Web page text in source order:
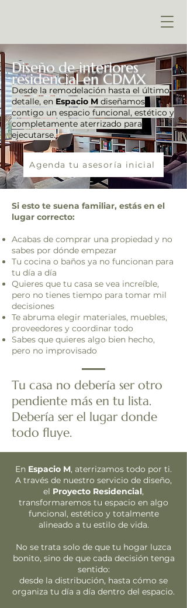
Diseño de interiores
residencial en CDMX
Desde la remodelación hasta el último
detalle, en Espacio M diseñamos
contigo un espacio funcional, estético y
completamente aterrizado para
ejecutarse.
Agenda tu asesoría inicial
Si esto te suena familiar, estás en el
lugar correcto:
Acabas de comprar una propiedad y no
sabes por dónde empezar
Tu cocina o baños ya no funcionan para
tu día a día
Quieres que tu casa se vea increíble,
pero no tienes tiempo para tomar mil
decisiones
Te abruma elegir materiales, muebles,
proveedores y coordinar todo
Sabes que quieres algo bien hecho,
pero no improvisado
Tu casa no debería ser otro
pendiente más en tu lista.
Debería ser el lugar donde
todo fluye.
En Espacio M, aterrizamos todo por ti.
A través de nuestro servicio de diseño,
el Proyecto Residencial,
transformaremos tu espacio en algo
funcional, estético y totalmente
alineado a tu estilo de vida.
No se trata solo de que tu hogar luzca
bonito, sino de que cada decisión tenga
sentido:
desde la distribución, hasta cómo se
organiza tu día a día dentro del espacio.